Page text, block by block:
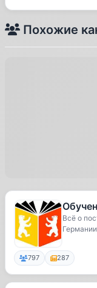
Похожие
Всё о
797 287